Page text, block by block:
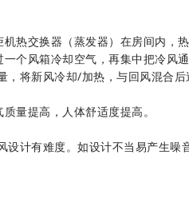
热交换器（蒸发器）在房间内，
个风箱冷却空气，再集中把冷风
，将新风冷却/加热，与回风混合后
量提高，人体舒适度提高。
计有难度。如设计不当易产生噪